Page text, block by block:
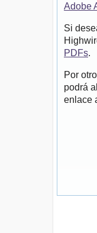
Adobe
Si
PDFs.
Por
podrá
enlace